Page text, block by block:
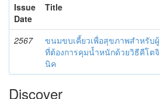
Issue
Date
Title
2567
ขนมขบเคี้ยวเพื่อสุขภาพสำหรับผู้
ที่ต้องการคุมน้ำหนักด้วยวิธีคีโตจิ
นิค
Discover